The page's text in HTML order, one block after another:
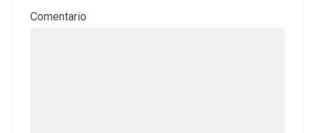
Comentario